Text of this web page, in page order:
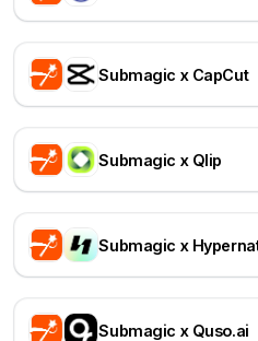
Submagic x CapCut
Submagic x Qlip
Submagic x
Submagic x Quso.ai